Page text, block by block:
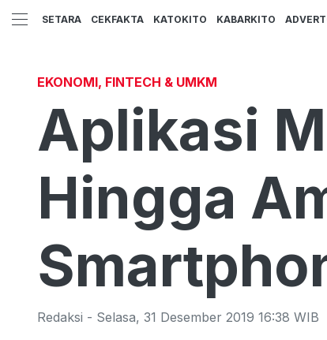
SETARA CEKFAKTA KATOKITO KABARKITO
EKONOMI, FINTECH & UMKM
Aplikasi
Hingga
Redaksi - Selasa, 31 Desember 2019 16:38 WIB